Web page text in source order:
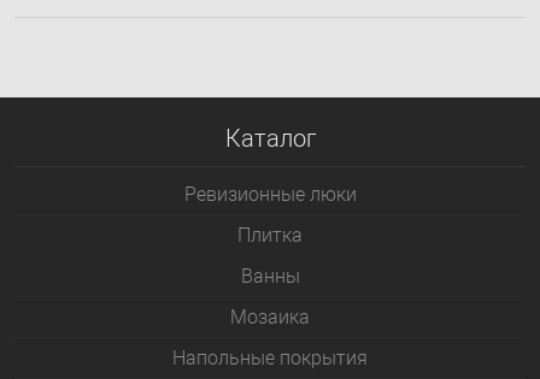
Каталог
Ревизионные люки
Плитка
Bанны
Мозаика
Напольные покрытия